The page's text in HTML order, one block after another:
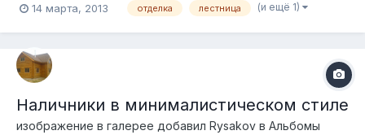
14 марта, 2013 отделка лестница (и ещё 1)
Наличники в минималистическом стиле
изображение в галерее добавил Rysakov в Альбомы